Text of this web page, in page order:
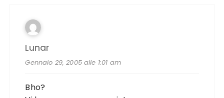
Lunar
Gennaio 29, 2005 alle 1:01 am
Bho?